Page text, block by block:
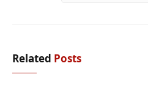
Related Posts